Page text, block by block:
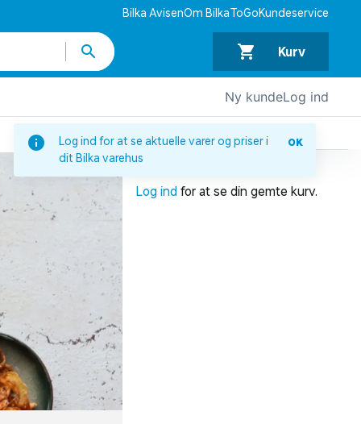
Log ind for at se aktuelle varer og priser i
dit Bilka varehus
OK
Bilka AvisenOm BilkaToGoKundeservice
Kurv
Ny kundeLog ind
Log ind for at se din gemte kurv.